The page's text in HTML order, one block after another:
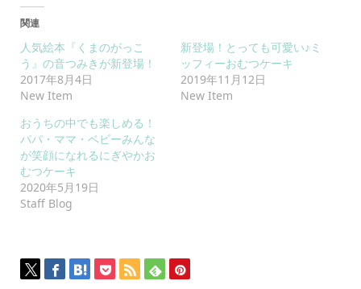
関連
人気絵本『くまのがっこ
う』の音つみきが新登場！
2017年8月4日
New Item
新登場！とっても可愛い♪ミ
ッフィーおむつケーキ
2019年11月12日
New Item
おうちの中でも楽しめる！
パパ・ママ・ベビーみんな
が笑顔になれるにぎやかお
むつケーキ
2020年5月19日
Staff Blog